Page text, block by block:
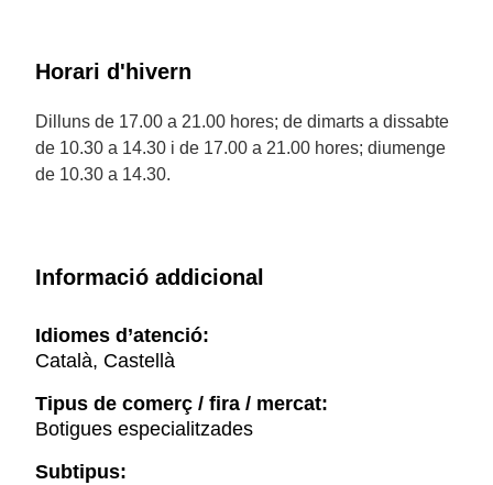
Horari d'hivern
Dilluns de 17.00 a 21.00 hores; de dimarts a dissabte
de 10.30 a 14.30 i de 17.00 a 21.00 hores; diumenge
de 10.30 a 14.30.
Informació addicional
Idiomes d’atenció:
Català, Castellà
Tipus de comerç / fira / mercat:
Botigues especialitzades
Subtipus: